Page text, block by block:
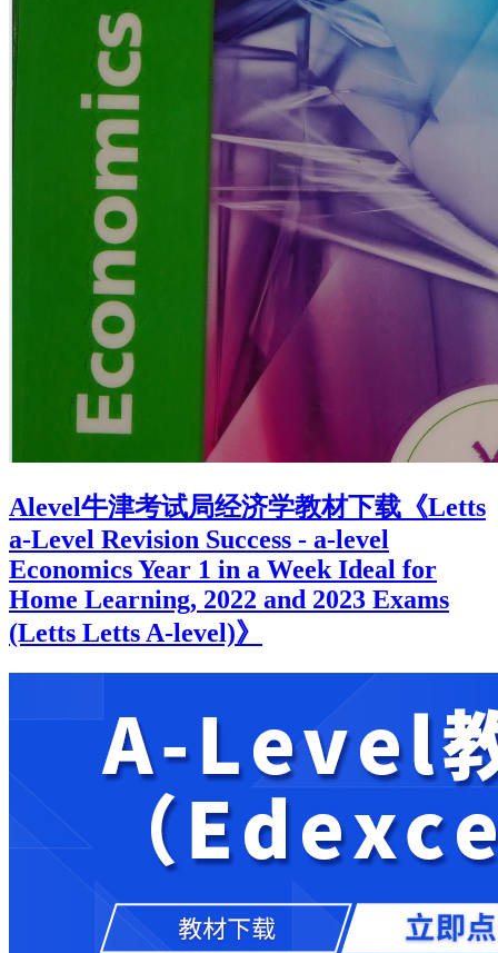
Alevel牛津考试局经济学教材下载《Letts
a-Level Revision Success - a-level
Economics Year 1 in a Week Ideal for
Home Learning, 2022 and 2023 Exams
(Letts Letts A-level)》